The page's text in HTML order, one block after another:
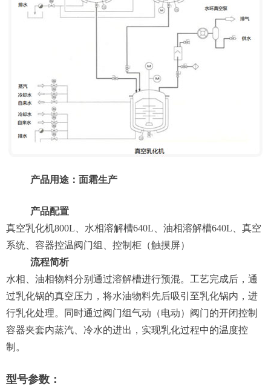
产品用途：面霜生产
产品配置
真空乳化机800L、水相溶解槽640L、油相溶解槽640L、真空
系统、容器控温阀门组、控制柜（触摸屏）
流程简析
水相、油相物料分别通过溶解槽进行预混。工艺完成后，通
过乳化锅的真空压力，将水油物料先后吸引至乳化锅内，进
行乳化处理。同时通过阀门组气动（电动）阀门的开闭控制
容器夹套内蒸汽、冷水的进出，实现乳化过程中的温度控
制。
型号参数：